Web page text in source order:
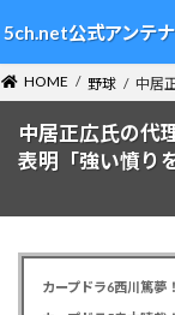
ン
テ
ン
ツ
ビ
ゲ
ー
シ
5ch.net公式アンテ
HOME 野球 中居
中居正広氏の代
表明「強い憤り